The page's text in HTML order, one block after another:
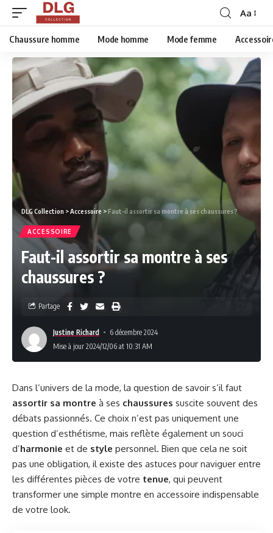
Aa
Chaussure homme Mode homme Mode femme
DLG Collection >Accessoire >Faut-il assortir sa montre à ses chaussures ?
ACCESSOIRE
Faut-il assortir sa montre à ses
chaussures ?
Justine Richard
6 décembre 2024
Mise à jour 2024/12/06 at 10:31 AM
Partage
Dans l’univers de la mode, la question de savoir s’il faut
assortir sa montre à ses chaussures suscite souvent des
débats passionnés. Ce choix n’est pas uniquement une
question d’esthétisme, mais reflète également un souci
d’harmonie et de style personnel. Bien que cela ne soit
pas une obligation, il existe des astuces pour naviguer entre
les différentes pièces de votre tenue, qui peuvent
transformer une simple montre en accessoire indispensable
de votre look.